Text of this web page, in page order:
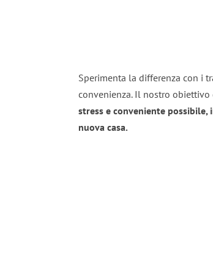
Sperimenta la differenza con i
convenienza. Il nostro obiettivo
stress e conveniente
nuova casa.